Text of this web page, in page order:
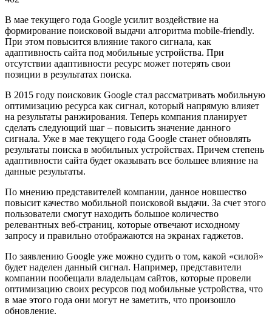
В мае текущего года Google усилит воздействие на
формирование поисковой выдачи алгоритма mobile-friendly.
При этом повысится влияние такого сигнала, как
адаптивность сайта под мобильные устройства. При
отсутствии адаптивности ресурс может потерять свои
позиции в результатах поиска.
В 2015 году поисковик Google стал рассматривать мобильную
оптимизацию ресурса как сигнал, который напрямую влияет
на результаты ранжирования. Теперь компания планирует
сделать следующий шаг – повысить значение данного
сигнала. Уже в мае текущего года Google станет обновлять
результаты поиска в мобильных устройствах. Причем степень
адаптивности сайта будет оказывать все большее влияние на
данные результаты.
По мнению представителей компании, данное новшество
повысит качество мобильной поисковой выдачи. За счет этого
пользователи смогут находить большое количество
релевантных веб-страниц, которые отвечают исходному
запросу и правильно отображаются на экранах гаджетов.
По заявлению Google уже можно судить о том, какой «силой»
будет наделен данный сигнал. Например, представители
компании пообещали владельцам сайтов, которые провели
оптимизацию своих ресурсов под мобильные устройства, что
в мае этого года они могут не заметить, что произошло
обновление.